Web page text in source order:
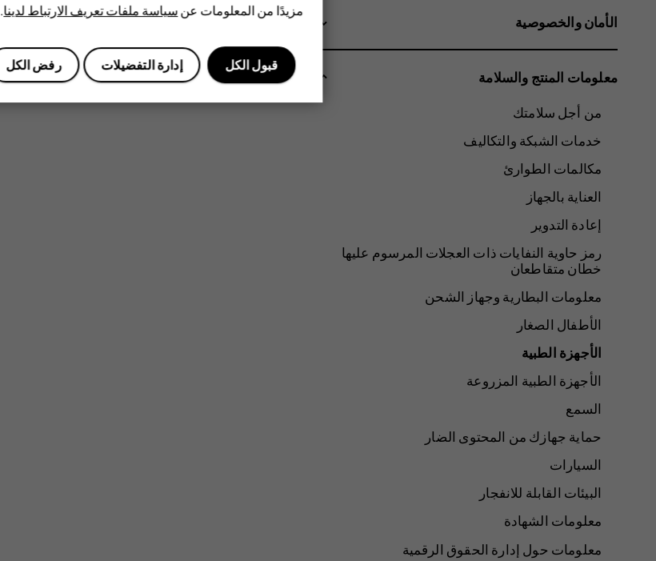
الأمان والخصوصية
معلومات المنتج والسلامة
من أجل سلامتك
خدمات الشبكة والتكاليف
مكالمات الطوارئ
العناية بالجهاز
إعادة التدوير
رمز حاوية النفايات ذات العجلات المرسوم عليها
خطان متقاطعان
معلومات البطارية وجهاز الشحن
الأطفال الصغار
الأجهزة الطبية
الأجهزة الطبية المزروعة
السمع
حماية جهازك من المحتوى الضار
السيارات
البيئات القابلة للانفجار
معلومات الشهادة
معلومات حول إدارة الحقوق الرقمية
مزيدًا من المعلومات عنسياسة ملفات تعريف الارتباط لدينا.
رفض الكل إدارة التفضيلات قبول الكل